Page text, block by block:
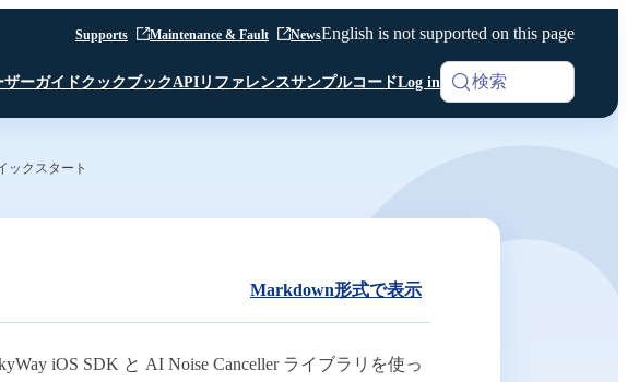
Supports Maintenance & Fault NewsEnglish is not supported on this page
ザーガイド
可
Android SDK
Python SDK β版
クックブック
iOS SDK
Room API ／
APIリファレンス
Unity SDK Python SDK β版
AI Noise Canceller
サンプルコード
SDK
SDK Python SDK β版
Log in 検索
ックスタート
Markdown形式で表示
iOS SDK と AI Noise Canceller ライブラリを使っ